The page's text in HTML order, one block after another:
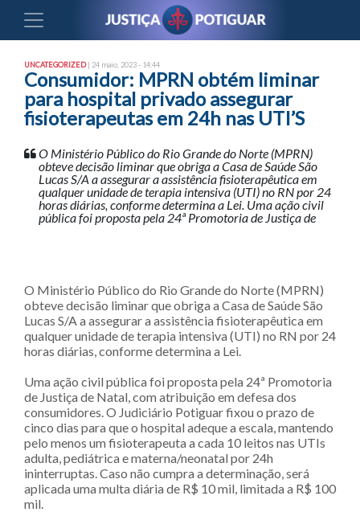
UNCATEGORIZED| 24 maio, 2023 - 14:44
Consumidor: MPRN obtém liminar
para hospital privado assegurar
fisioterapeutas em 24h nas UTI’S
O Ministério Público do Rio Grande do Norte (MPRN)
obteve decisão liminar que obriga a Casa de Saúde São
Lucas S/A a assegurar a assistência fisioterapêutica em
qualquer unidade de terapia intensiva (UTI) no RN por 24
horas diárias, conforme determina a Lei. Uma ação civil
pública foi proposta pela 24ª Promotoria de Justiça de
O Ministério Público do Rio Grande do Norte (MPRN)
obteve decisão liminar que obriga a Casa de Saúde São
Lucas S/A a assegurar a assistência fisioterapêutica em
qualquer unidade de terapia intensiva (UTI) no RN por 24
horas diárias, conforme determina a Lei.
Uma ação civil pública foi proposta pela 24ª Promotoria
de Justiça de Natal, com atribuição em defesa dos
consumidores. O Judiciário Potiguar fixou o prazo de
cinco dias para que o hospital adeque a escala, mantendo
pelo menos um fisioterapeuta a cada 10 leitos nas UTIs
adulta, pediátrica e materna/neonatal por 24h
ininterruptas. Caso não cumpra a determinação, será
aplicada uma multa diária de R$ 10 mil, limitada a R$ 100
mil.